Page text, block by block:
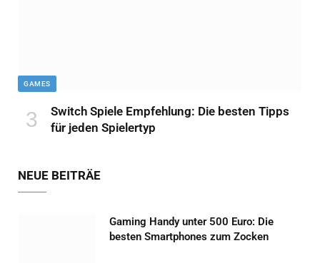
GAMES
Switch Spiele Empfehlung: Die besten Tipps
für jeden Spielertyp
NEUE BEITRÄE
Gaming Handy unter 500 Euro: Die
besten Smartphones zum Zocken